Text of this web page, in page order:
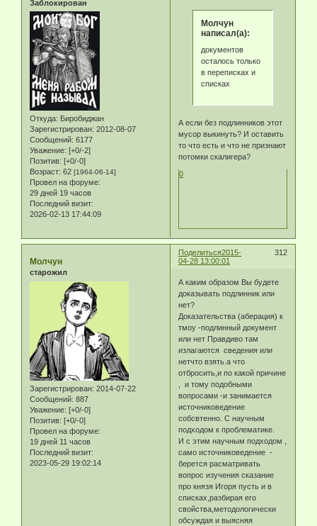
Заблокирован
Откуда: Биробиджан
Зарегистрирован: 2012-08-07
Сообщений: 6177
Уважение: [+0/-2]
Позитив: [+0/-0]
Возраст: 62 [1964-06-14]
Провел на форуме:
29 дней 19 часов
Последний визит:
2026-02-13 17:44:09
Молчун
написал(а):
документов
осталось только
в переписках и
списках
А если без подлинников этот
мусор выкинуть? И оставить
то что есть и что не признают
потомки скалигера?
0
Поделиться 312
2015-
04-28 13:00:01
Молчун
старожил
Зарегистрирован: 2014-07-22
Сообщений: 887
Уважение: [+0/-0]
Позитив: [+0/-0]
Провел на форуме:
19 дней 11 часов
Последний визит:
2023-05-29 19:02:14
А каким образом Вы будете
доказывать подлинник или
нет?
Доказательства (аберация) к
тмоу -подлинный документ
или нет Правдиво там
излагаются сведения или
нетчто взять.а что
отбросить,и по какой причине
, и тому подобными
вопросами -и занимается
источниковедение
собсвтенно. С научным
подходом к проблематике.
И с этим научным подходом ,
само источниковедение -
берется расматривать
вопрос изучения сказание
про князя Игоря пусть и в
списках,разбирая его
свойства,методологически
обсуждая и выясняя